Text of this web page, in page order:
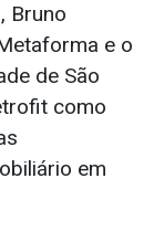
Bruno
e o
de São
como
em